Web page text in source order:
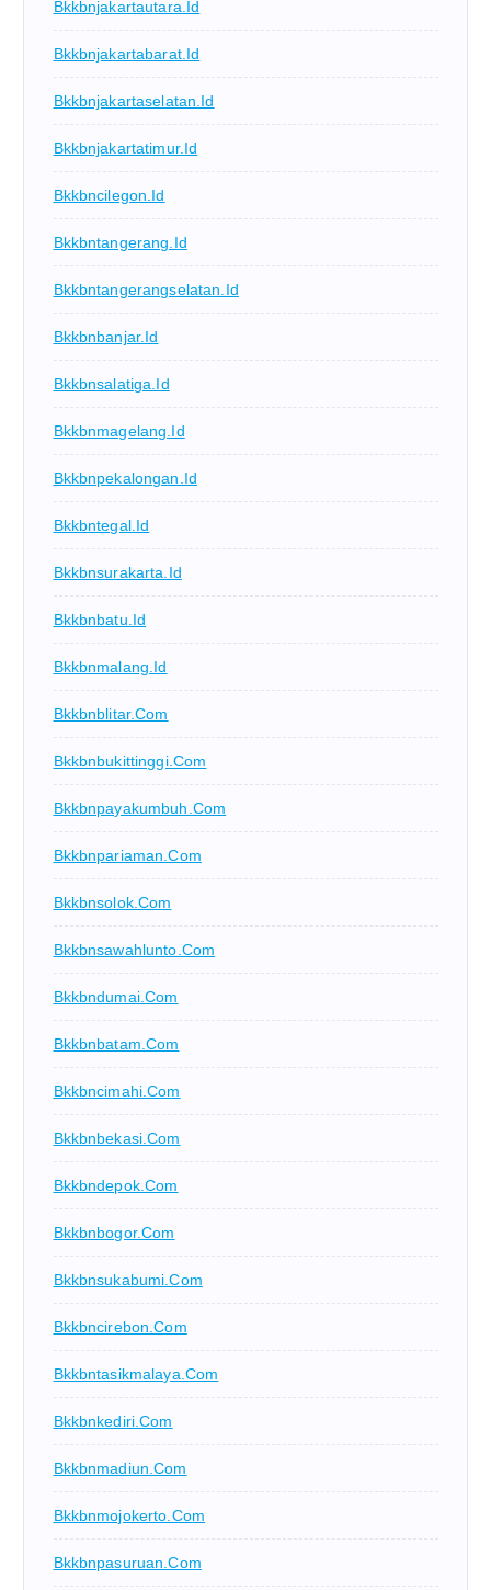
Bkkbnjakartautara.id
Bkkbnjakartabarat.id
Bkkbnjakartaselatan.id
Bkkbnjakartatimur.id
Bkkbncilegon.id
Bkkbntangerang.id
Bkkbntangerangselatan.id
Bkkbnbanjar.id
Bkkbnsalatiga.id
Bkkbnmagelang.id
Bkkbnpekalongan.id
Bkkbntegal.id
Bkkbnsurakarta.id
Bkkbnbatu.id
Bkkbnmalang.id
Bkkbnblitar.com
Bkkbnbukittinggi.com
Bkkbnpayakumbuh.com
Bkkbnpariaman.com
Bkkbnsolok.com
Bkkbnsawahlunto.com
Bkkbndumai.com
Bkkbnbatam.com
Bkkbncimahi.com
Bkkbnbekasi.com
Bkkbndepok.com
Bkkbnbogor.com
Bkkbnsukabumi.com
Bkkbncirebon.com
Bkkbntasikmalaya.com
Bkkbnkediri.com
Bkkbnmadiun.com
Bkkbnmojokerto.com
Bkkbnpasuruan.com